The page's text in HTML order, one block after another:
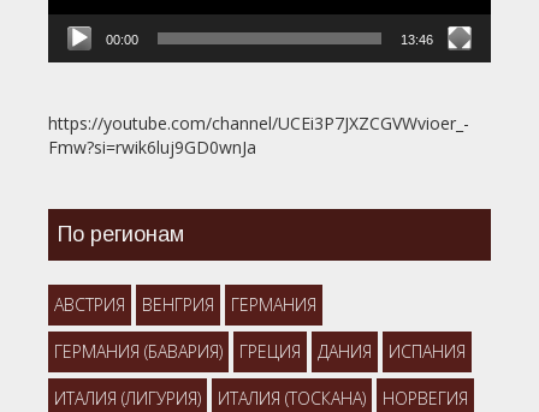
00:00 13:46
https://youtube.com/channel/UCEi3P7JXZCGVWvioer_-
Fmw?si=rwik6luj9GD0wnJa
По регионам
АВСТРИЯ ВЕНГРИЯ ГЕРМАНИЯ
ГЕРМАНИЯ (БАВАРИЯ) ГРЕЦИЯ ДАНИЯ ИСПАНИЯ
ИТАЛИЯ (ЛИГУРИЯ) ИТАЛИЯ (ТОСКАНА) НОРВЕГИЯ